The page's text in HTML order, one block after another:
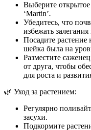
Выберите
‘Martin’.
Убедитесь, что
избежать
Посадите растение
шейка была на
Разместите
от друга, чтобы
для роста и
🌿 Уход за растением:
Регулярно
засухи.
Подкормите